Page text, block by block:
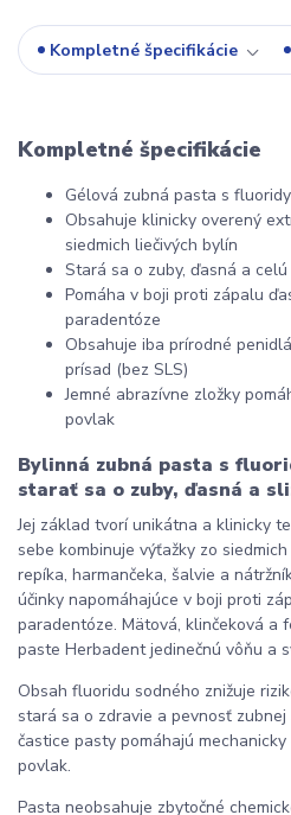
Kompletné špecifikácie
Kompletné špecifikácie
Gélová zubná pasta s fluoridy
Obsahuje klinicky overený
siedmich liečivých bylín
Stará sa o zuby, ďasná a
Pomáha v boji proti zápalu
paradentóze
Obsahuje iba prírodné
prísad (bez SLS)
Jemné abrazívne zložky
povlak
Bylinná zubná pasta s
starať sa o zuby, ďasná a
Jej základ tvorí unikátna a klinicky
sebe kombinuje výťažky zo
repíka, harmančeka, šalvie a
účinky napomáhajúce v boji proti
paradentóze. Mätová, klinčeková a
paste Herbadent jedinečnú vôňu a
Obsah fluoridu sodného znižuje
stará sa o zdravie a pevnosť zubnej
častice pasty pomáhajú
povlak.
Pasta neobsahuje zbytočné